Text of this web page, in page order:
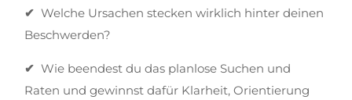
✔ Welche Ursachen stecken wirklich hinter deinen
Beschwerden?
✔ Wie beendest du das planlose Suchen und
Raten und gewinnst dafür Klarheit, Orientierung